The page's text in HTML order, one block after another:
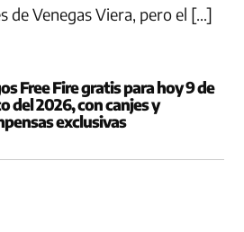
de Venegas Viera, pero el […]
Free Fire gratis para hoy 9 de
del 2026, con canjes y
exclusivas